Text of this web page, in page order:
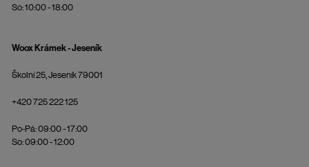
So: 10:00 - 18:00
Woox Krámek - Jeseník
Školní 25, Jeseník 79001
+420 725 222 125
Po-Pá: 09:00 - 17:00
So: 09:00 - 12:00